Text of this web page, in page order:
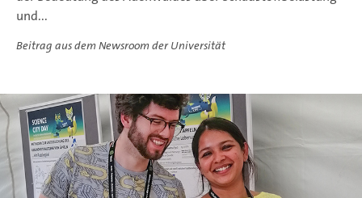
und...
Beitrag aus dem Newsroom der Universität